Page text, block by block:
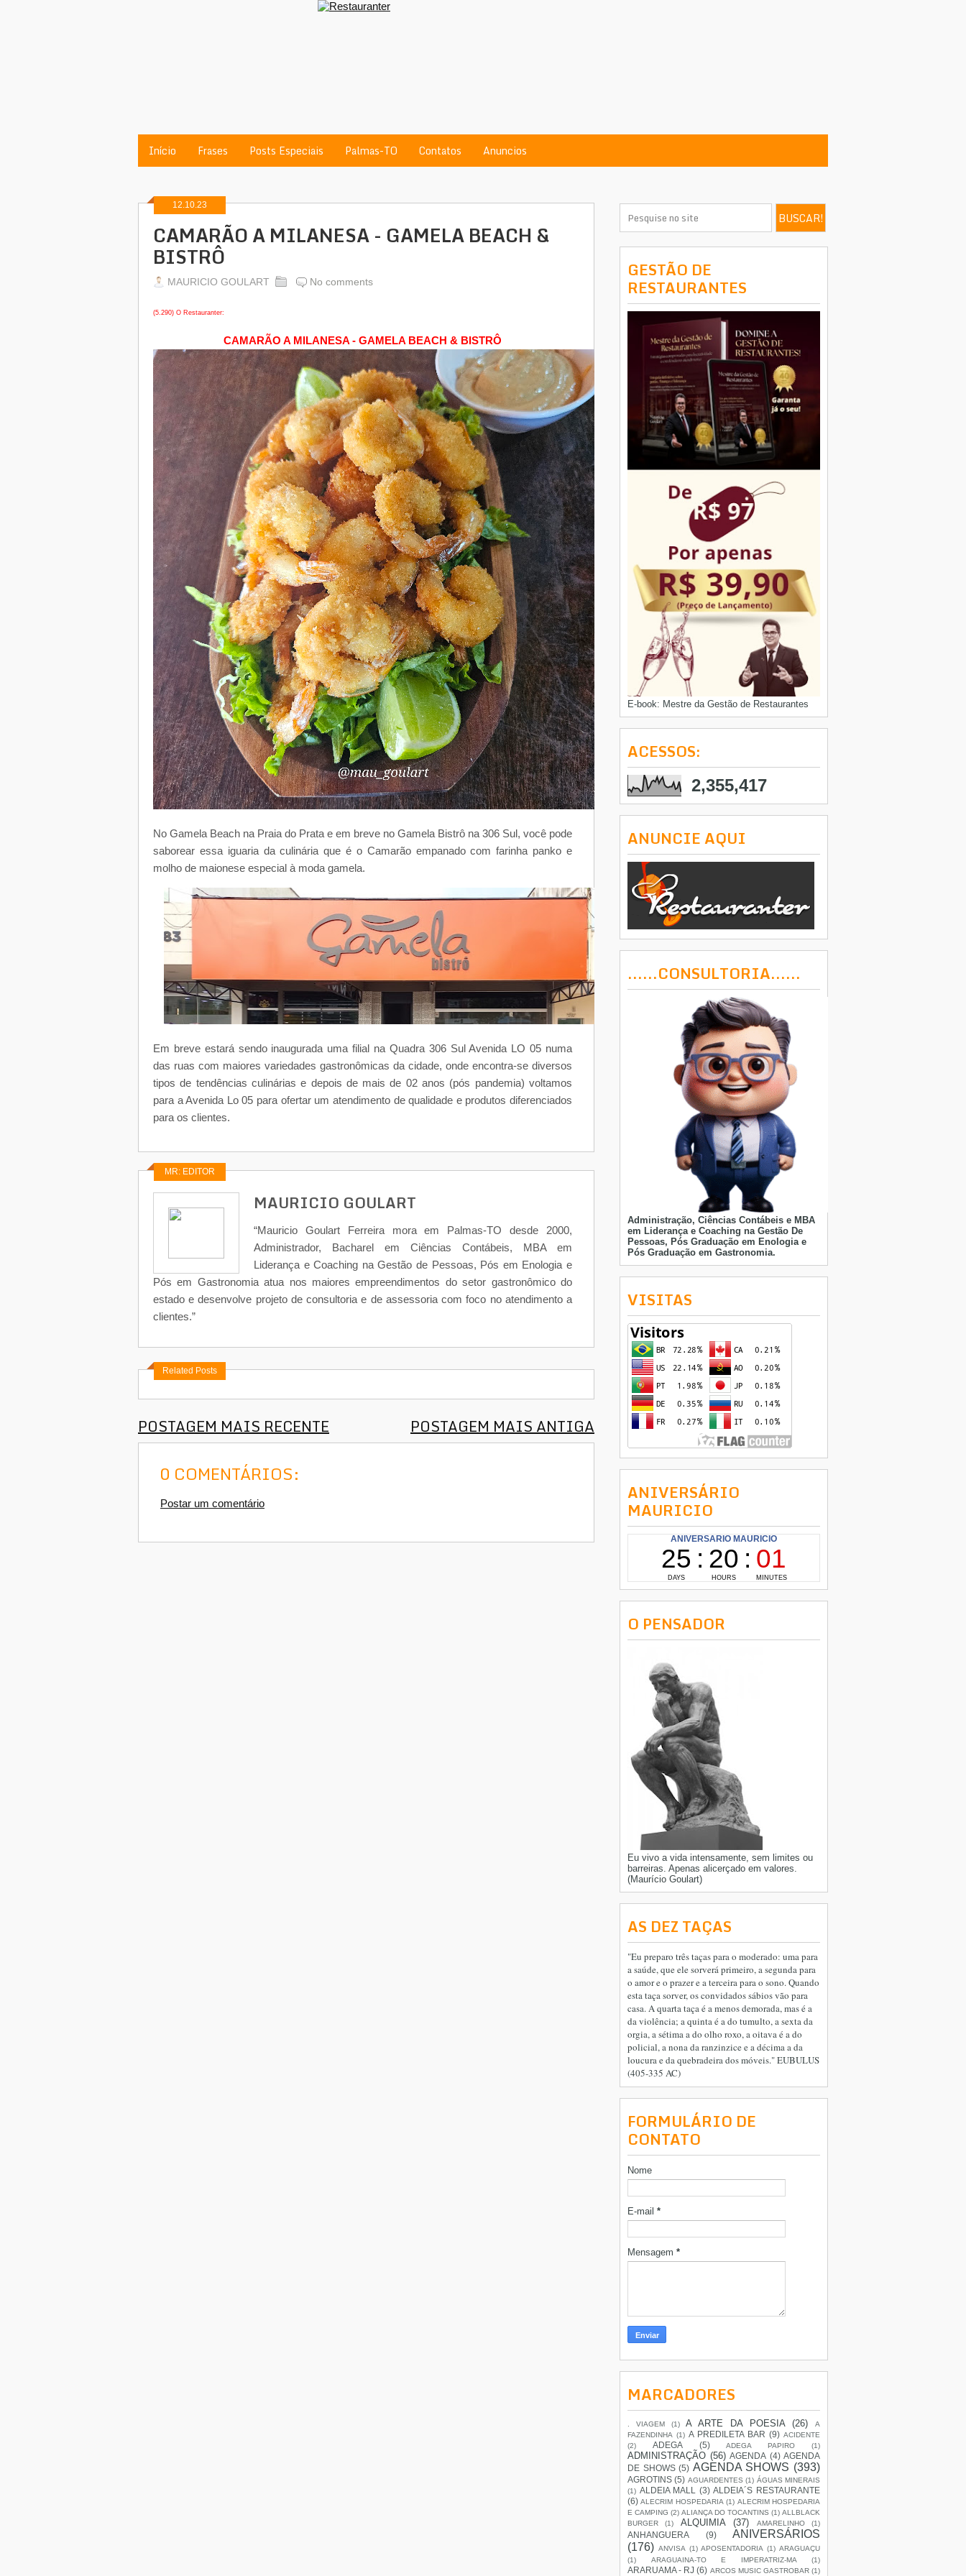
Início Frases Posts Especiais Palmas-TO Contatos Anuncios
12.10.23
CAMARÃO A MILANESA - GAMELA BEACH &
BISTRÔ
MAURICIO GOULART No comments
(5.290) O Restauranter:
CAMARÃO A MILANESA - GAMELA BEACH & BISTRÔ
No Gamela Beach na Praia do Prata e em breve no Gamela Bistrô na 306 Sul, você pode
saborear essa iguaria da culinária que é o Camarão empanado com farinha panko e
molho de maionese especial à moda gamela.
Em breve estará sendo inaugurada uma filial na Quadra 306 Sul Avenida LO 05 numa
das ruas com maiores variedades gastronômicas da cidade, onde encontra-se diversos
tipos de tendências culinárias e depois de mais de 02 anos (pós pandemia) voltamos
para a Avenida Lo 05 para ofertar um atendimento de qualidade e produtos diferenciados
para os clientes.
MR: EDITOR
MAURICIO GOULART
“Mauricio Goulart Ferreira mora em Palmas-TO desde 2000,
Administrador, Bacharel em Ciências Contábeis, MBA em
Liderança e Coaching na Gestão de Pessoas, Pós em Enologia e
Pós em Gastronomia atua nos maiores empreendimentos do setor gastronômico do
estado e desenvolve projeto de consultoria e de assessoria com foco no atendimento a
clientes.”
Related Posts
POSTAGEM MAIS RECENTE POSTAGEM MAIS ANTIGA
0 COMENTÁRIOS:
Postar um comentário
GESTÃO DE
RESTAURANTES
E-book: Mestre da Gestão de Restaurantes
ACESSOS:
2,355,417
ANUNCIE AQUI
......CONSULTORIA......
Administração, Ciências Contábeis e MBA
em Liderança e Coaching na Gestão De
Pessoas, Pós Graduação em Enologia e
Pós Graduação em Gastronomia.
VISITAS
ANIVERSÁRIO
MAURICIO
O PENSADOR
Eu vivo a vida intensamente, sem limites ou
barreiras. Apenas alicerçado em valores.
(Maurício Goulart)
AS DEZ TAÇAS
"Eu preparo três taças para o moderado: uma para
a saúde, que ele sorverá primeiro, a segunda para
o amor e o prazer e a terceira para o sono. Quando
esta taça sorver, os convidados sábios vão para
casa. A quarta taça é a menos demorada, mas é a
da violência; a quinta é a do tumulto, a sexta da
orgia, a sétima a do olho roxo, a oitava é a do
policial, a nona da ranzinzice e a décima a da
loucura e da quebradeira dos móveis." EUBULUS
(405-335 AC)
FORMULÁRIO DE
CONTATO
Nome
E-mail *
Mensagem *
MARCADORES
. VIAGEM (1) A ARTE DA POESIA (26)
A
FAZENDINHA (1) A PREDILETA BAR (9) ACIDENTE
(2)
ADEGA (5) ADEGA PAPIRO (1)
ADMINISTRAÇÃO (56) AGENDA (4) AGENDA
DE SHOWS (5) AGENDA SHOWS (393)
AGROTINS (5) AGUARDENTES (1) ÁGUAS MINERAIS
(1) ALDEIA MALL (3) ALDEIA´S RESTAURANTE
(6) ALECRIM HOSPEDARIA (1) ALECRIM HOSPEDARIA
E CAMPING (2) ALIANÇA DO TOCANTINS (1) ALLBLACK
BURGER
(1) ALQUIMIA (37) AMARELINHO (1)
ANHANGUERA (9)
ANIVERSÁRIOS
(176) ANVISA (1) APOSENTADORIA (1) ARAGUAÇU
(1)
ARAGUAINA-TO E IMPERATRIZ-MA (1)
ARARUAMA - RJ (6) ARCOS MUSIC GASTROBAR (1)